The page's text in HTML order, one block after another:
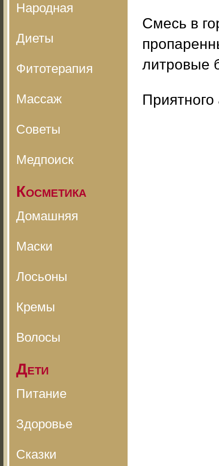
Народная
Диеты
Фитотерапия
Массаж
Советы
Медпоиск
Косметика
Домашняя
Маски
Лосьоны
Кремы
Волосы
Дети
Питание
Здоровье
Сказки
Смесь в
литровые
Приятного